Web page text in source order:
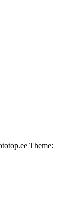
Theme: